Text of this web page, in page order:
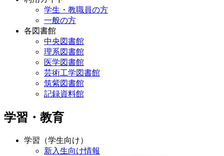
学生・教職員の方
一般の方
各図書館
中央図書館
理系図書館
医学図書館
芸術工学図書館
筑紫図書館
記録資料館
学習・教育
学習（学生向け）
新入生向け情報